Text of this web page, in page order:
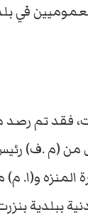
في
فقد تم
(م .ف)
المنزه و(ا.
ببلدية